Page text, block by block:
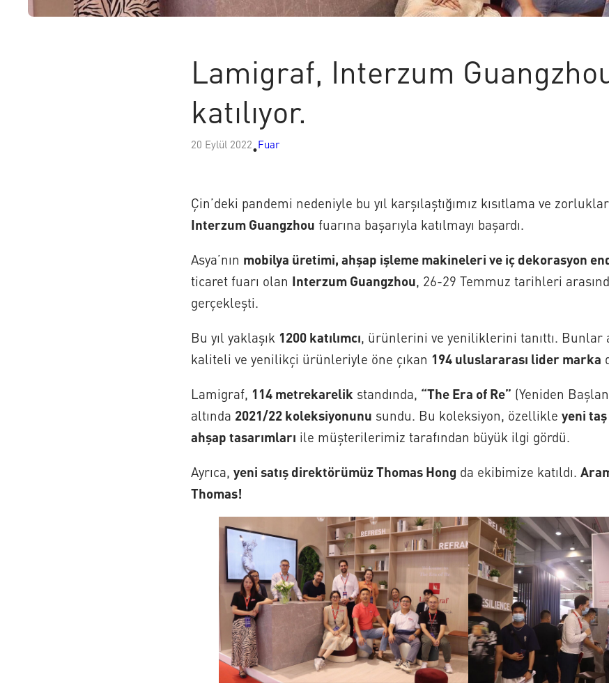
Lamigraf, Interzum
katılıyor.
20 Eylül 2022•Fuar
Çin’deki pandemi nedeniyle bu yıl karşılaştığımız kısıtlama ve
Interzum Guangzhou fuarına başarıyla katılmayı başardı.
Asya’nın mobilya üretimi, ahşap işleme makineleri ve iç dekorasyon
ticaret fuarı olan Interzum Guangzhou, 26-29 Temmuz tarihleri
gerçekleşti.
Bu yıl yaklaşık 1200 katılımcı, ürünlerini ve yeniliklerini tanıttı. Bunlar
kaliteli ve yenilikçi ürünleriyle öne çıkan 194 uluslararası lider marka
Lamigraf, 114 metrekarelik standında, “The Era of Re” (Yeniden
altında 2021/22 koleksiyonunu sundu. Bu koleksiyon, özellikle yeni
ahşap tasarımları ile müşterilerimiz tarafından büyük ilgi gördü.
Ayrıca, yeni satış direktörümüz Thomas Hong da ekibimize katıldı.
Thomas!